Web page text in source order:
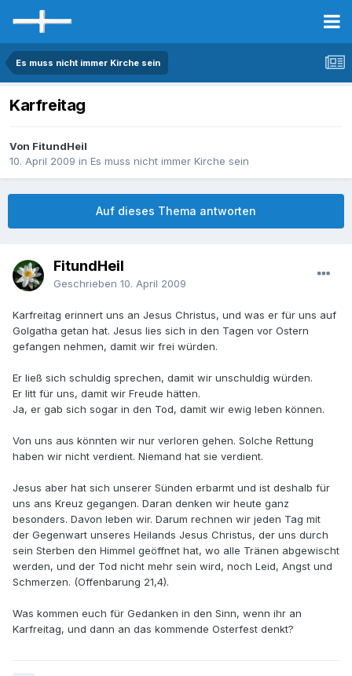
Es muss nicht immer Kirche sein
Karfreitag
Von FitundHeil
10. April 2009 in Es muss nicht immer Kirche sein
Auf dieses Thema antworten
FitundHeil
Geschrieben 10. April 2009
Karfreitag erinnert uns an Jesus Christus, und was er für uns auf
Golgatha getan hat. Jesus lies sich in den Tagen vor Ostern
gefangen nehmen, damit wir frei würden.
Er ließ sich schuldig sprechen, damit wir unschuldig würden.
Er litt für uns, damit wir Freude hätten.
Ja, er gab sich sogar in den Tod, damit wir ewig leben können.
Von uns aus könnten wir nur verloren gehen. Solche Rettung
haben wir nicht verdient. Niemand hat sie verdient.
Jesus aber hat sich unserer Sünden erbarmt und ist deshalb für
uns ans Kreuz gegangen. Daran denken wir heute ganz
besonders. Davon leben wir. Darum rechnen wir jeden Tag mit
der Gegenwart unseres Heilands Jesus Christus, der uns durch
sein Sterben den Himmel geöffnet hat, wo alle Tränen abgewischt
werden, und der Tod nicht mehr sein wird, noch Leid, Angst und
Schmerzen. (Offenbarung 21,4).
Was kommen euch für Gedanken in den Sinn, wenn ihr an
Karfreitag, und dann an das kommende Osterfest denkt?